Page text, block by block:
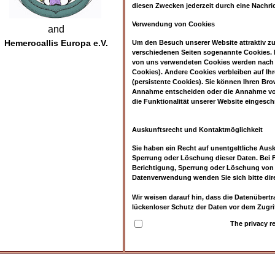
and
Hemerocallis Europa e.V.
diesen Zwecken jederzeit durch eine
Verwendung von Cookies
Um den Besuch unserer Website attraktiv
verschiedenen Seiten sogenannte
von uns verwendeten Cookies werden
Cookies). Andere Cookies verbleiben auf
(persistente Cookies). Sie können Ihren
Annahme entscheiden oder die Annahme
die Funktionalität unserer Website
Auskunftsrecht und Kontaktmöglichkeit
Sie haben ein Recht auf unentgeltliche
Sperrung oder Löschung dieser Daten. Bei
Berichtigung, Sperrung oder Löschung
Datenverwendung wenden Sie sich bitte
Wir weisen darauf hin, dass die
lückenloser Schutz der Daten vor dem
The privacy